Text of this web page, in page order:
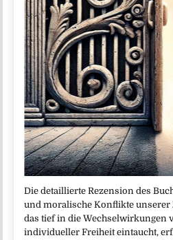
Die detaillierte Rezension des
und moralische Konflikte unserer
das tief in die Wechselwirkungen
individueller Freiheit eintaucht,